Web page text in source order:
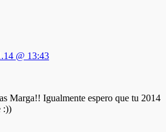
@ 13:43
Marga!! Igualmente espero que tu 2014
:))